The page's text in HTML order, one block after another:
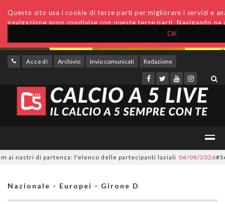
OK
Questo sito usa i cookie di terze parti per migliorare i servizi e
navigazione sono condivise con queste terze parti. Navigando
Accedi Archivio Invio comunicati Redazione
nastri di partenza: l'elenco delle partecipanti laziali 06/08/2026
Nazionale - Europei - Girone D